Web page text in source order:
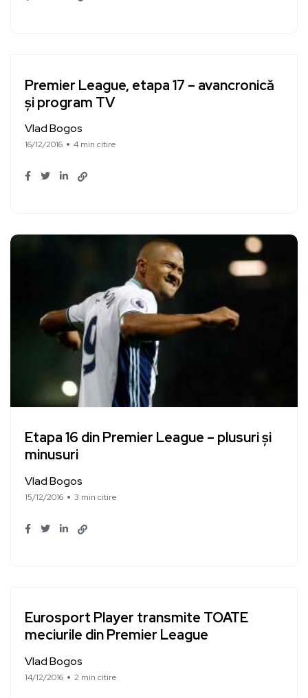
Premier League, etapa 17 – avancronică
și program TV
Vlad Bogos
16/12/2016 4 min citire
Etapa 16 din Premier League – plusuri și
minusuri
Vlad Bogos
15/12/2016 3 min citire
Eurosport Player transmite TOATE
meciurile din Premier League
Vlad Bogos
14/12/2016 2 min citire